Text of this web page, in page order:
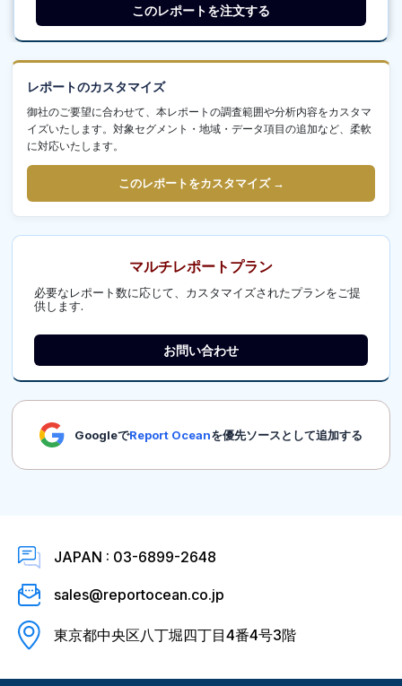
このレポートを注文する
レポートのカスタマイズ
御社のご要望に合わせて、本レポートの調査範囲や分析内容をカスタマ
イズいたします。対象セグメント・地域・データ項目の追加など、柔軟
に対応いたします。
このレポートをカスタマイズ →
マルチレポートプラン
必要なレポート数に応じて、カスタマイズされたプランをご提
供します.
お問い合わせ
GoogleでReport Oceanを優先ソースとして追加する
JAPAN : 03-6899-2648
sales@reportocean.co.jp
東京都中央区八丁堀四丁目4番4号3階